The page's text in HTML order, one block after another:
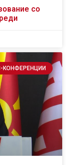
со
КОНФЕРЕНЦИИ